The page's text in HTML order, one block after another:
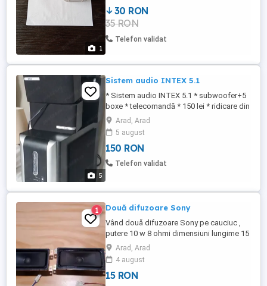
1
30 RON
35 RON
Telefon validat
5
Sistem audio INTEX 5.1
* Sistem audio INTEX 5.1 * subwoofer+5
boxe * telecomandă * 150 lei * ridicare din
AradArad, Arad
5 august
150 RON
Telefon validat
1 Două difuzoare Sony
Vând două difuzoare Sony pe cauciuc ,
putere 10 w 8 ohmi dimensiuni lungime 15
cm , lățime 7 cm , adâncime 5,5 cm , sunt
in stare perfectă, 15 lei buc.
Arad, Arad
4 august
15 RON